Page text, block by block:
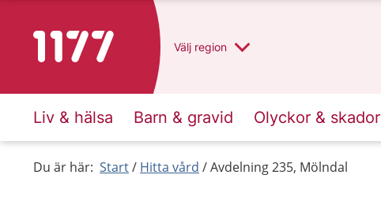
Till startsidan för 1177 Välj region
Liv & hälsa Barn & gravid Olyckor & skador
Du är här: Start Hitta vård Avdelning 235, Mölndal